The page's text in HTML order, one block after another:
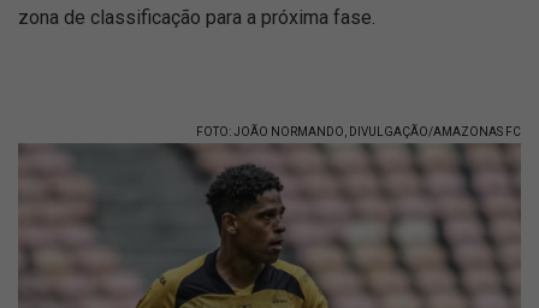
zona de classificação para a próxima fase.
FOTO: JOÃO NORMANDO, DIVULGAÇÃO/AMAZONAS FC